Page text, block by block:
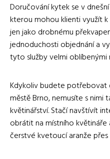
Doručování kytek se v
kterou mohou klienti využít
jen jako drobnému
jednoduchosti objednání a
tyto služby velmi oblíbenými
Kdykoliv budete potřebovat
městě Brno, nemusíte s nimi
květinářství. Stačí navštívít
obrátit na místního květináře
čerstvé kvetoucí aranže